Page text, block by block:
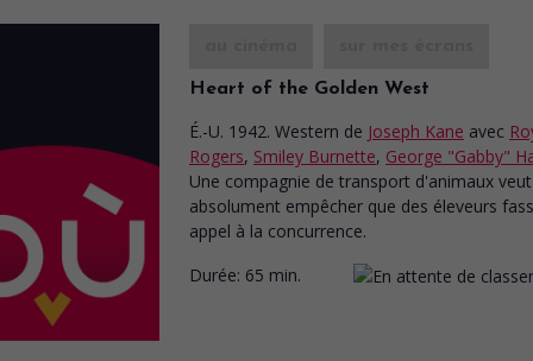
Heart of the Golden West
É.-U. 1942. Western de Joseph Kane avec
Rogers, Smiley Burnette, George "Gabby"
Une compagnie de transport d'animaux veut
absolument empêcher que des éleveurs
appel à la concurrence.
Durée: 65 min.